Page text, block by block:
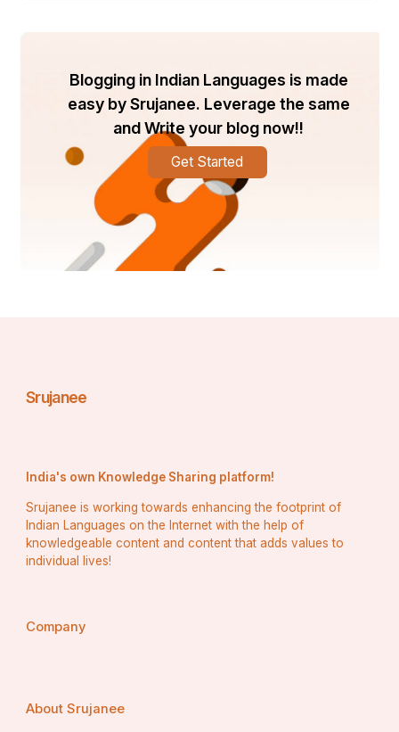
Blogging in Indian Languages is made
easy by Srujanee. Leverage the same
and Write your blog now!!
Get Started
Srujanee
India's own Knowledge Sharing platform!
Srujanee is working towards enhancing the footprint of
Indian Languages on the Internet with the help of
knowledgeable content and content that adds values to
individual lives!
Company
About Srujanee